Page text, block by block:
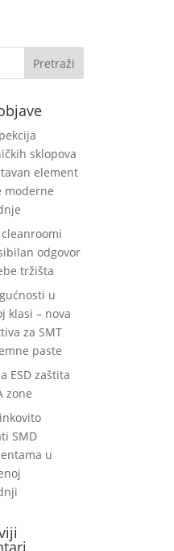
sklopova
element
moderne
odgovor
tržišta
u
klasi – nova
za SMT
paste
ESD zaštita
zone
SMD
u